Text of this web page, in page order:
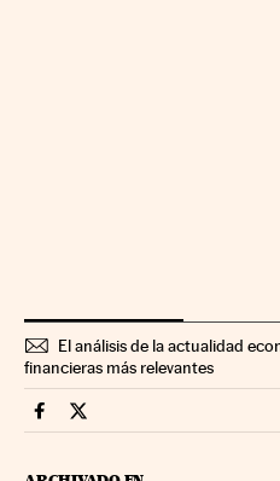
El análisis de la actualidad
financieras más relevantes
Mercados Financieros Cinco
Mercados Financieros